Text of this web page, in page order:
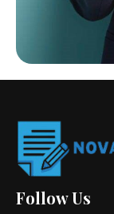
Follow Us